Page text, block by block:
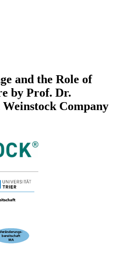
and the Role of
by Prof. Dr.
Company